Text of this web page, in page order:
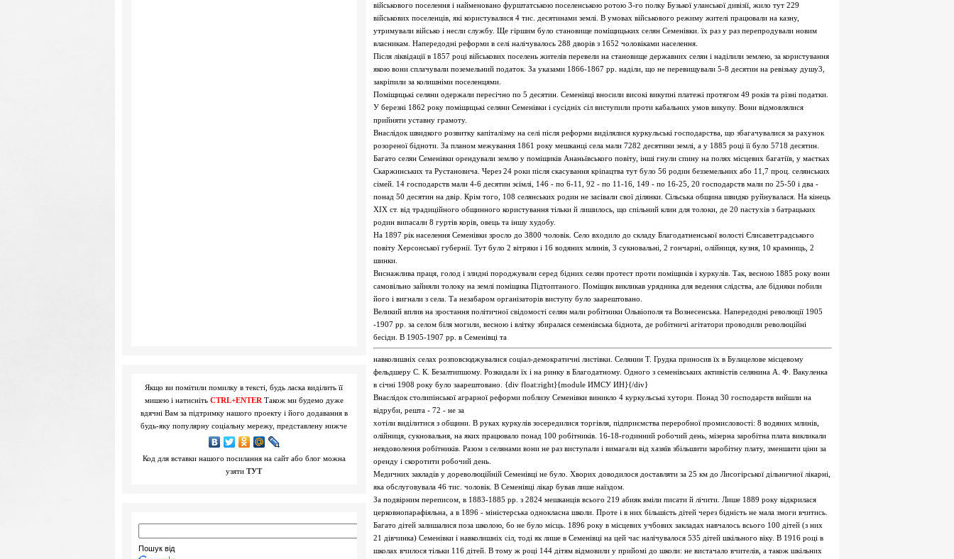
Якщо ви помітили помилку в тексті, будь ласка виділить її
мишею і натисніть CTRL+ENTER Також ми будемо дуже
вдячні Вам за підтримку нашого проекту і його додавання в
будь-яку популярну соціальну мережу, представлену нижче
Код для вставки нашого посилання на сайт або блог можна
узяти ТУТ
Пошук від
військового поселення і найменовано фурштатською поселенською ротою 3-го полку Бузької уланської дивізії, жило тут 229
військових поселенців, які користувалися 4 тис. десятинами землі. В умовах військового режиму жителі працювали на казну,
утримували військо і несли службу. Ще гіршим було становище поміщицьких селян Семенівки. їх раз у раз перепродували новим
власникам. Напередодні реформи в селі налічувалось 288 дворів з 1652 чоловіками населення.
Після ліквідації в 1857 році військових поселень жителів перевели на становище державних селян і наділили землею, за користування
якою вони сплачували поземельний податок. За указами 1866-1867 рр. наділи, що не перевищували 5-8 десятин на ревізьку душу3,
закріпили за колишніми поселенцями.
Поміщицькі селяни одержали пересічно по 5 десятин. Семенівці вносили високі викупні платежі протягом 49 років та різні податки.
У березні 1862 року поміщицькі селяни Семенівки і сусідніх сіл виступили проти кабальних умов викупу. Вони відмовлялися
прийняти уставну грамоту.
Внаслідок швидкого розвитку капіталізму на селі після реформи виділялися куркульські господарства, що збагачувалися за рахунок
розореної бідноти. За планом межування 1861 року мешканці села мали 7282 десятини землі, а у 1885 році її було 5718 десятин.
Багато селян Семенівки орендували землю у поміщиків Ананьївського повіту, інші гнули спину на полях місцевих багатіїв, у маєтках
Скаржинських та Рустановича. Через 24 роки після скасування кріпацтва тут було 56 родин безземельних або 11,7 проц. селянських
сімей. 14 господарств мали 4-6 десятин зєімлі, 146 - по 6-11, 92 - по 11-16, 149 - по 16-25, 20 господарств мали по 25-50 і два -
понад 50 десятин на двір. Крім того, 108 селянських родин не засівали свої ділянки. Сільська община швидко руйнувалася. На кінець
XIX ст. від традиційного общинного користування тільки й лишилось, що спільний клин для толоки, де 20 пастухів з батрацьких
родин випасали 8 гуртів корів, овець та іншу худобу.
На 1897 рік населення Семенівки зросло до 3800 чоловік. Село входило до складу Благодатненської волості Єлисаветградського
повіту Херсонської губернії. Тут було 2 вітряки і 16 водяних млинів, 3 сукновальні, 2 гончарні, олійниця, кузня, 10 крамниць, 2
шинки.
Виснажлива праця, голод і злидні породжували серед бідних селян протест проти поміщиків і куркулів. Так, весною 1885 року вони
самовільно зайняли толоку на землі поміщика Підтоптаного. Поміщик викликав урядника для ведення слідства, але бідняки побили
його і вигнали з села. Та незабаром організаторів виступу було заарештовано.
Великий вплив на зростання політичної свідомості селян мали робітники Ольвіополя та Вознесенська. Напередодні революції 1905
-1907 рр. за селом біля могили, весною і влітку збиралася семенівська біднота, де робітничі агітатори проводили революційні
бесіди. В 1905-1907 рр. в Семенівці та
навколишніх селах розповсюджувалися соціал-демократичні листівки. Селянин Т. Грудка приносив їх в Булацелове місцевому
фельдшеру С. К. Безалтипшому. Розкидали їх і на ринку в Благодатному. Одного з семенівських активістів селянина А. Ф. Вакуленка
в січні 1908 року було заарештовано. {div float:right}{module ИМСУ ИН}{/div}
Внаслідок столипінської аграрної реформи поблизу Семенівки виникло 4 куркульські хутори. Понад 30 господарств вийшли на
відруби, решта - 72 - не за
хотіли виділитися з общини. В руках куркулів зосередилися торгівля, підприємства переробної промисловості: 8 водяних млинів,
олійниця, сукновальня, на яких працювало понад 100 робітників. 16-18-годинний робочий день, мізерна заробітна плата викликали
невдоволення робітників. Разом з селянами вони не раз виступали і вимагали від хазяїв збільшити заробітну плату, зменшити ціни за
оренду і скоротити робочий день.
Медичних закладів у дореволюційній Семенівці не було. Хворих доводилося доставляти за 25 км до Лисогірської дільничної лікарні,
яка обслуговувала 46 тис. чоловік. В Семенівці лікар бував лише наїздом.
За подвірним переписом, в 1883-1885 рр. з 2824 мешканців всього 219 абияк вміли писати й лічити. Лише 1889 року відкрилася
церковнопарафіяльна, а в 1896 - міністерська однокласна школи. Проте і в них більшість дітей через бідність не мала змоги вчитись.
Багато дітей залишалися поза школою, бо не було місць. 1896 року в місцевих учбових закладах навчалось всього 100 дітей (з них
21 дівчинка) Семенівки і навколишніх сіл, тоді як лише в Семенівці на цей час налічувалося 535 дітей шкільного віку. В 1916 році в
школах вчилося тільки 116 дітей. В тому ж році 144 дітям відмовили у прийомі до школи: не вистачало вчителів, а також шкільних